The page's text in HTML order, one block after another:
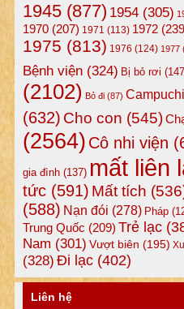
1945(877) 1954(305)
1970(207) 1971 (113) 1972
1975 (813) 1976 (124) 1977
Bệnh viện(324) Bị bỏ rơi
(2102) Bỏ đi(87)
(632) Cho con (545)
(2564) Cô nhi viện
gia đình(137) mất liên
tức(591) Mất tích
(588) Nạn đói (278) Pháp
Trung Quốc (209) Trẻ lạc
Nam (301) Vượt biên (195)
(328) Đi lạc(402)
Liên hệ